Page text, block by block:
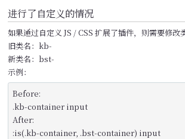
进行了自定义的情况
如果通过自定义 JS / CSS 扩展了插件，则需要修改
旧类名：kb-
新类名：bst-
示例：
Before:
.kb-container input
After:
:is(.kb-container, .bst-container) input